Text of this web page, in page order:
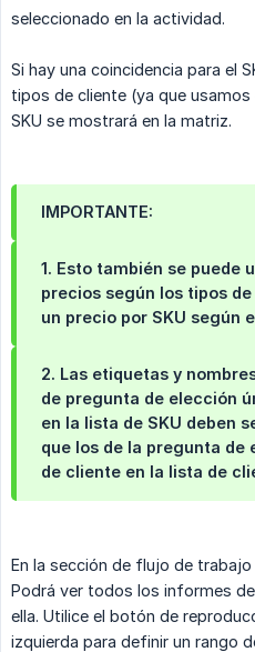
seleccionado en la actividad.
Si hay una coincidencia para el
tipos de cliente (ya que
SKU se mostrará en la matriz.
IMPORTANTE:
1. Esto también se puede
precios según los tipos
un precio por SKU según
2. Las etiquetas y
de pregunta de elección
en la lista de SKU deben
que los de la pregunta de
de cliente en la lista de
En la sección de flujo de
Podrá ver todos los informes
ella. Utilice el botón de
izquierda para definir un rango